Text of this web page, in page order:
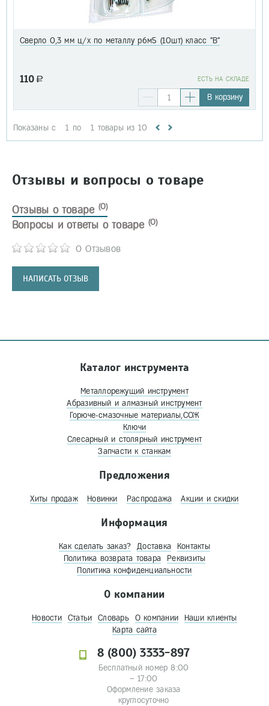
Сверло 0,3 мм ц/х по металлу р6м5 (10шт) класс "В"
110 a EСТЬ НА СКЛАДЕ
В корзину
Показаны с 1 по 1 товары из 10
Отзывы и вопросы о товаре
Отзывы о товаре (0)
0 Отзывов
НАПИСАТЬ ОТЗЫВ
Вопросы и ответы о товаре (0)
Каталог инструмента
Металлорежущий инструмент
Абразивный и алмазный инструмент
Горюче-смазочные материалы,СОЖ
Ключи
Слесарный и столярный инструмент
Запчасти к станкам
Предложения
Хиты продаж Новинки Распродажа Акции и скидки
Информация
Как сделать заказ? Доставка
Контакты
Политика возврата товара
Реквизиты
Политика конфиденциальности
О компании
Новости Статьи Словарь О компании
Наши клиенты
Карта сайта
8 (800) 3333-897
Бесплатный номер 8:00
– 17:00
Оформление заказа
круглосуточно